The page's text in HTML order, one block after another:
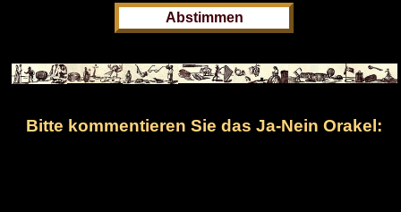
Bitte kommentieren Sie das Ja-Nein Orakel: